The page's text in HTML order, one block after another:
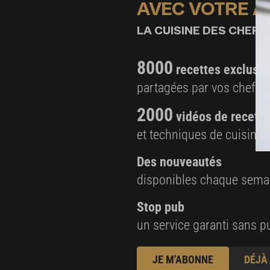
AVEC VOTRE
LA CUISINE DES
8000 recettes
partagées par vos chefs
2000 vidéos de recettes
et techniques de cuisine
Des nouveautés
disponibles chaque
Stop pub
un service garanti sans
JE M'ABONNE